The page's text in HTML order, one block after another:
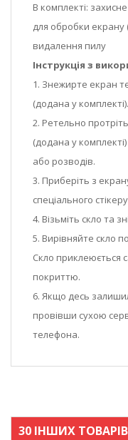
В комплекті:
для обробки екрану
видалення пилу
Інструкція з
1. Знежирте екран
(додана у комплекті).
2. Ретельно
(додана у
або розводів.
3. Приберіть з
спеціального
4. Візьміть скло та
5. Вирівняйте скло
Скло приклеюється
покриттю.
6. Якщо десь
провівши сухою
телефона.
30 ІНШИХ